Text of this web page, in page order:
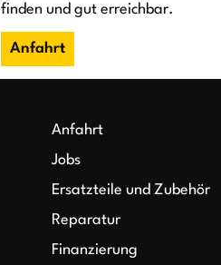
finden und gut erreichbar.
Anfahrt
Anfahrt
Jobs
Ersatzteile und Zubehör
Reparatur
Finanzierung